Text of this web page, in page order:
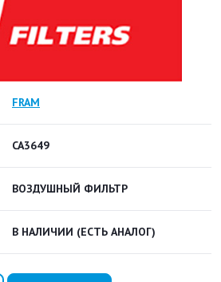
FRAM
CA3649
ВОЗДУШНЫЙ ФИЛЬТР
В НАЛИЧИИ (ЕСТЬ АНАЛОГ)